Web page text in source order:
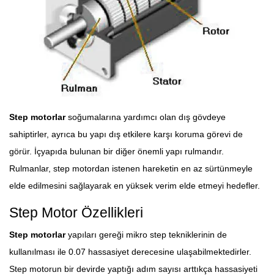
Step motorlarsoğumalarına yardımcı olan dış gövdeye
sahiptirler, ayrıca bu yapı dış etkilere karşı koruma görevi de
görür. İçyapıda bulunan bir diğer önemli yapı rulmandır.
Rulmanlar, step motordan istenen hareketin en az sürtünmeyle
elde edilmesini sağlayarak en yüksek verim elde etmeyi hedefler.
Step Motor Özellikleri
Step motorlaryapıları gereği mikro step tekniklerinin de
kullanılması ile 0.07 hassasiyet derecesine ulaşabilmektedirler.
Step motorun bir devirde yaptığı adım sayısı arttıkça hassasiyeti